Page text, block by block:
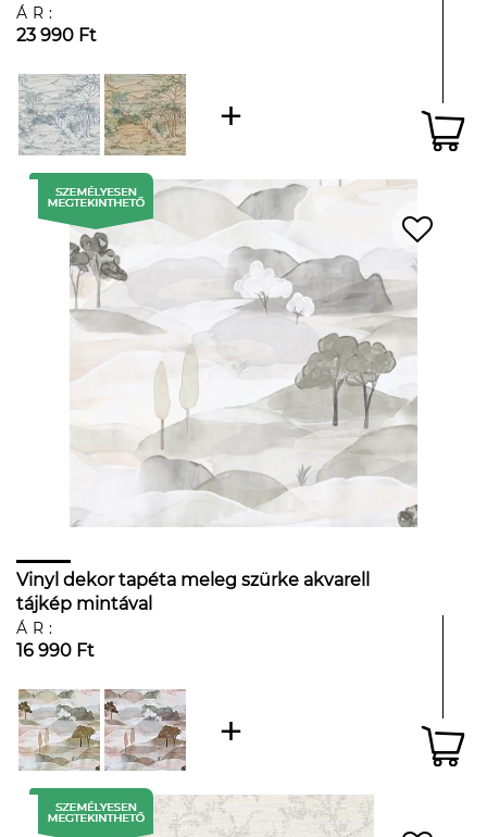
ÁR:
23 990 Ft
Vinyl dekor tapéta meleg szürke akvarell
tájkép mintával
ÁR:
16 990 Ft